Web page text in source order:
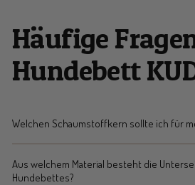
Häufige
Hundebett
Welchen Schaumstoffkern sollte ich für
Aus welchem Material besteht die
Hundebettes?